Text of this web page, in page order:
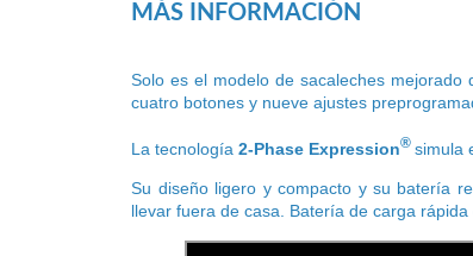
MÁS INFORMACIÓN
Solo es el modelo de sacaleches
cuatro botones y nueve ajustes
La tecnología2-Phase Expression® simula
Su diseño ligero y compacto y su batería
llevar fuera de casa. Batería de carga rápida